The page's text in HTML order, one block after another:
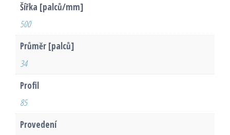
Šířka [palců/mm]
500
Průměr [palců]
34
Profil
85
Provedení